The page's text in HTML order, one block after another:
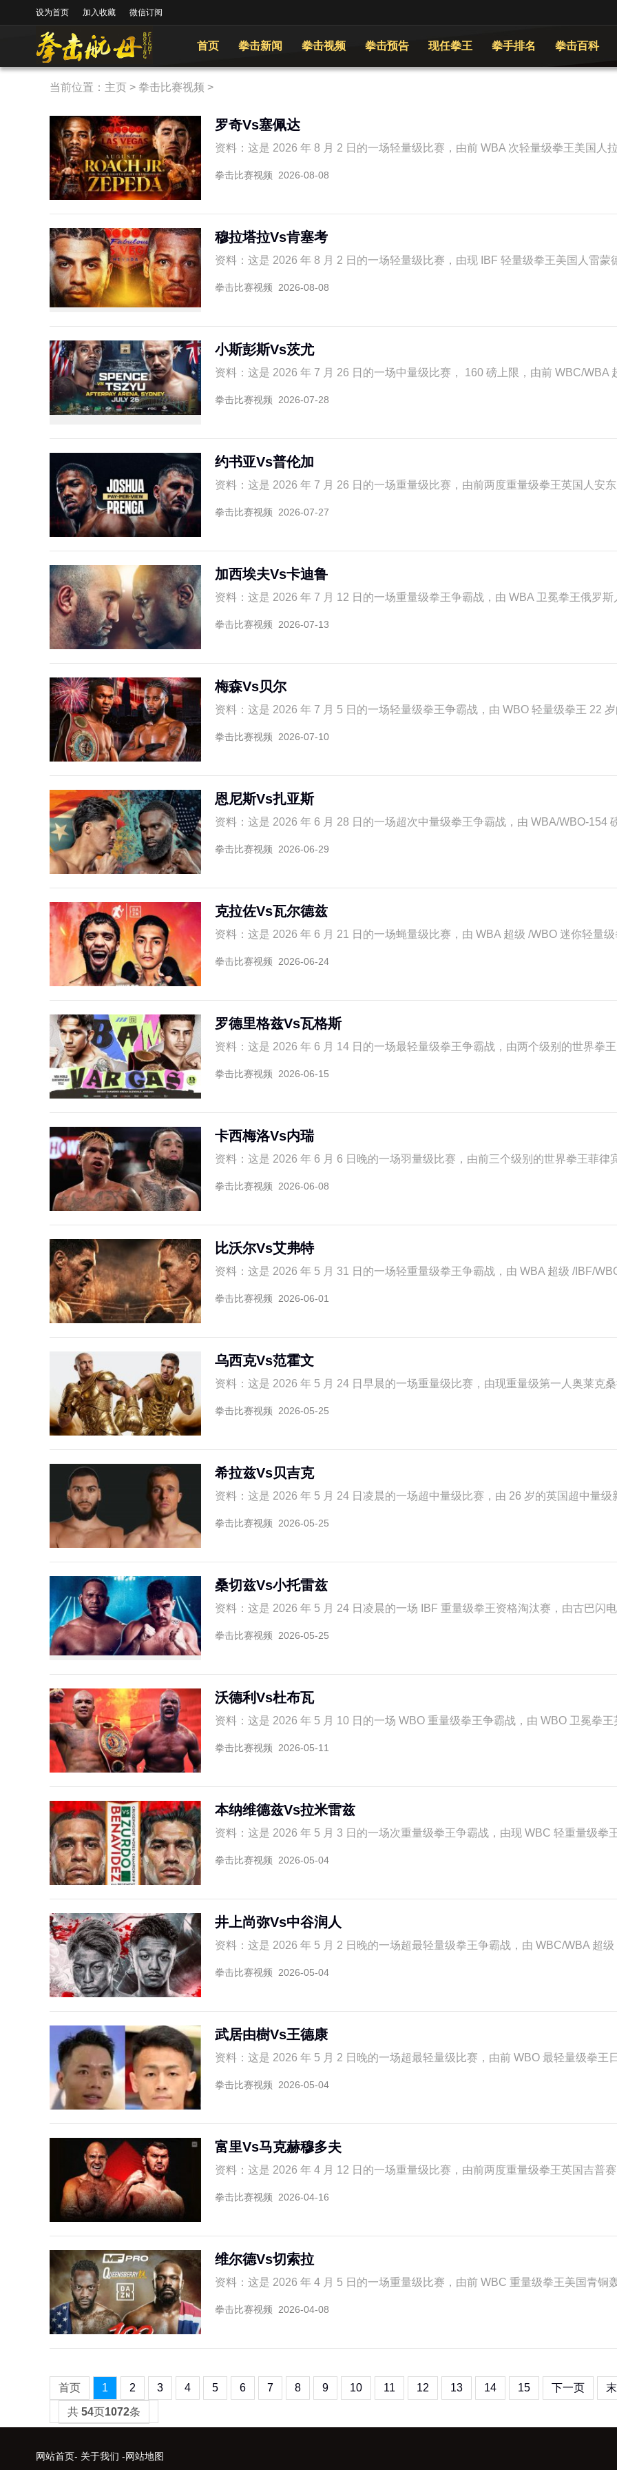
设为首页 加入收藏 微信订阅
首页 拳击新闻 拳击视频 拳击预告 现任拳王 拳手排名 拳击百科
当前位置： 主页 > 拳击比赛视频 >
罗奇Vs塞佩达
资料：这是 2026 年 8 月 2 日的一场轻量级比赛，由前 WBA 次轻量级拳王美国人
拳击比赛视频 2026-08-08
穆拉塔拉Vs肯塞考
资料：这是 2026 年 8 月 2 日的一场轻量级比赛，由现 IBF 轻量级拳王美国人雷蒙
拳击比赛视频 2026-08-08
小斯彭斯Vs茨尤
资料：这是 2026 年 7 月 26 日的一场中量级比赛， 160 磅上限，由前 WBC/WBA
拳击比赛视频 2026-07-28
约书亚Vs普伦加
资料：这是 2026 年 7 月 26 日的一场重量级比赛，由前两度重量级拳王英国人安东
拳击比赛视频 2026-07-27
加西埃夫Vs卡迪鲁
资料：这是 2026 年 7 月 12 日的一场重量级拳王争霸战，由 WBA 卫冕拳王俄罗斯
拳击比赛视频 2026-07-13
梅森Vs贝尔
资料：这是 2026 年 7 月 5 日的一场轻量级拳王争霸战，由 WBO 轻量级拳王 22 岁
拳击比赛视频 2026-07-10
恩尼斯Vs扎亚斯
资料：这是 2026 年 6 月 28 日的一场超次中量级拳王争霸战，由 WBA/WBO-154
拳击比赛视频 2026-06-29
克拉佐Vs瓦尔德兹
资料：这是 2026 年 6 月 21 日的一场蝇量级比赛，由 WBA 超级 /WBO 迷你轻量级
拳击比赛视频 2026-06-24
罗德里格兹Vs瓦格斯
资料：这是 2026 年 6 月 14 日的一场最轻量级拳王争霸战，由两个级别的世界拳
拳击比赛视频 2026-06-15
卡西梅洛Vs内瑞
资料：这是 2026 年 6 月 6 日晚的一场羽量级比赛，由前三个级别的世界拳王菲律
拳击比赛视频 2026-06-08
比沃尔Vs艾弗特
资料：这是 2026 年 5 月 31 日的一场轻重量级拳王争霸战，由 WBA 超级 /IBF/
拳击比赛视频 2026-06-01
乌西克Vs范霍文
资料：这是 2026 年 5 月 24 日早晨的一场重量级比赛，由现重量级第一人奥莱克
拳击比赛视频 2026-05-25
希拉兹Vs贝吉克
资料：这是 2026 年 5 月 24 日凌晨的一场超中量级比赛，由 26 岁的英国超中量级
拳击比赛视频 2026-05-25
桑切兹Vs小托雷兹
资料：这是 2026 年 5 月 24 日凌晨的一场 IBF 重量级拳王资格淘汰赛，由古巴闪
拳击比赛视频 2026-05-25
沃德利Vs杜布瓦
资料：这是 2026 年 5 月 10 日的一场 WBO 重量级拳王争霸战，由 WBO 卫冕拳王
拳击比赛视频 2026-05-11
本纳维德兹Vs拉米雷兹
资料：这是 2026 年 5 月 3 日的一场次重量级拳王争霸战，由现 WBC 轻重量级拳
拳击比赛视频 2026-05-04
井上尚弥Vs中谷润人
资料：这是 2026 年 5 月 2 日晚的一场超最轻量级拳王争霸战，由 WBC/WBA 超级
拳击比赛视频 2026-05-04
武居由樹Vs王德康
资料：这是 2026 年 5 月 2 日晚的一场超最轻量级比赛，由前 WBO 最轻量级拳王
拳击比赛视频 2026-05-04
富里Vs马克赫穆多夫
资料：这是 2026 年 4 月 12 日的一场重量级比赛，由前两度重量级拳王英国吉普
拳击比赛视频 2026-04-16
维尔德Vs切索拉
资料：这是 2026 年 4 月 5 日的一场重量级比赛，由前 WBC 重量级拳王美国青铜
拳击比赛视频 2026-04-08
首页 1 2 3 4 5 6 7 8 9 10 11 12 13 14 15 下一页
共 54页1072条
网站首页- 关于我们 -网站地图